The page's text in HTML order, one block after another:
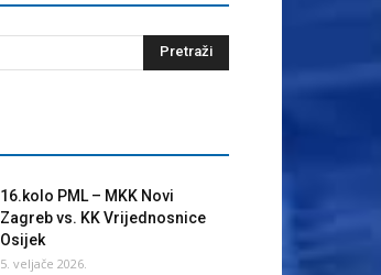
16.kolo PML – MKK Novi
Zagreb vs. KK Vrijednosnice
Osijek
5. veljače 2026.